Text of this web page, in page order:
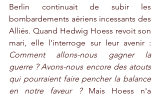
Berlin continuait de subir les
bombardements aériens incessants des
Alliés. Quand Hedwig Hoess revoit son
Comment allons-nous gagner la
guerre ? Avons-nous encore des atouts
qui pourraient faire pencher la balance
en notre faveur ? Mais Hoess n'a